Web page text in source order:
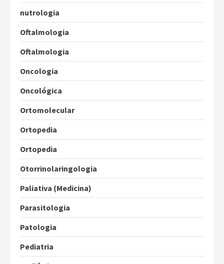
nutrologia
Oftalmologia
Oftalmologia
Oncologia
Oncológica
Ortomolecular
Ortopedia
Ortopedia
Otorrinolaringologia
Paliativa (Medicina)
Parasitologia
Patologia
Pediatria